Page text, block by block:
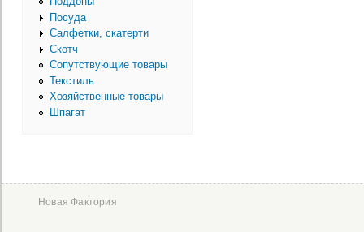
Посуда
Салфетки, скатерти
Скотч
Сопутствующие товары
Текстиль
Хозяйственные товары
Шпагат
Новая Фактория